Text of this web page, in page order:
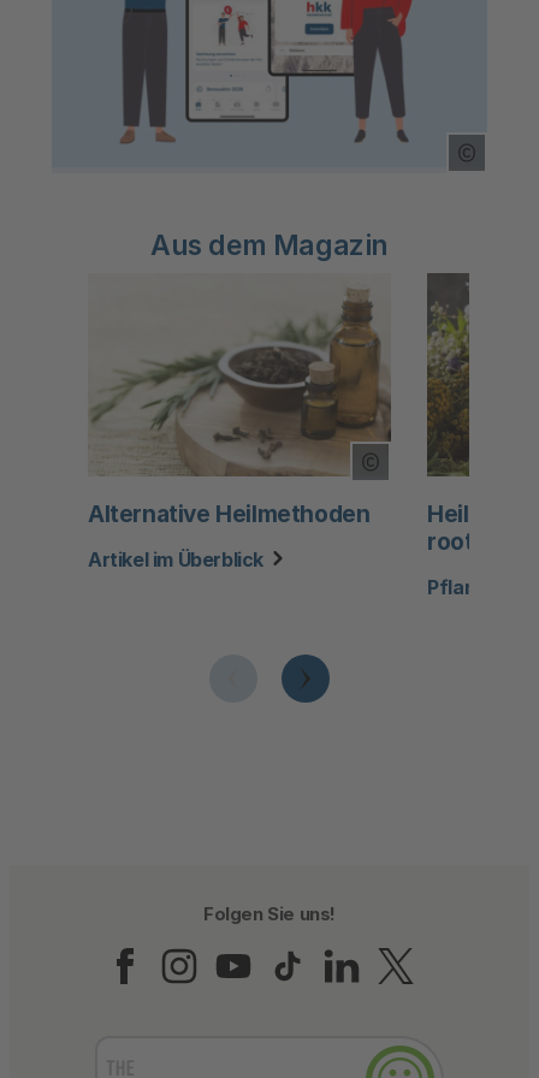
Aus dem Magazin
Copyright Tooltip
Alternative Heilmethoden
Artikel im Überblick
roots
Pflanzen
Folgen Sie uns!
Folgen Sie uns auf
Folgen Sie uns auf
Folgen Sie uns
Folgen Sie
Folgen